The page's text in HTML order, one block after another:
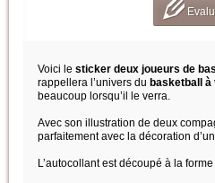
Voici le sticker deux joueurs de
rappellera l’univers du basketball
beaucoup lorsqu’il le verra.
Avec son illustration de deux
parfaitement avec la décoration
L’autocollant est découpé à la